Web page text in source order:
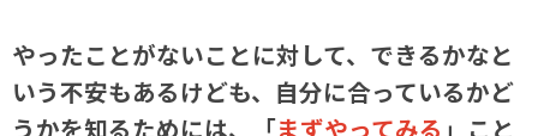
やったことがないことに対して、できるかなと
いう不安もあるけども、自分に合っているかど
うかを知るためには、「まずやってみる 」こと